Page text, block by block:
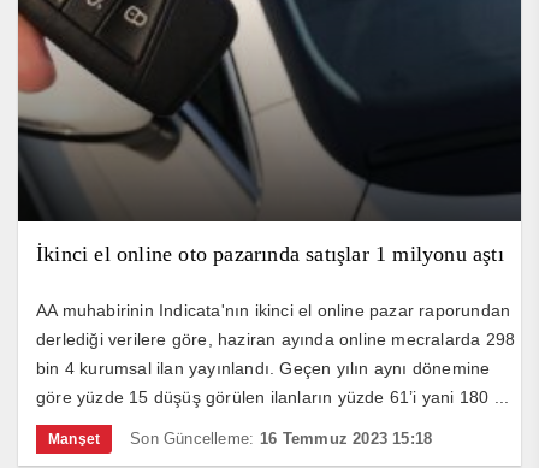
İkinci el online oto pazarında satışlar 1 milyonu aştı
AA muhabirinin Indicata'nın ikinci el online pazar raporundan
derlediği verilere göre, haziran ayında online mecralarda 298
bin 4 kurumsal ilan yayınlandı. Geçen yılın aynı dönemine
göre yüzde 15 düşüş görülen ilanların yüzde 61’i yani 180 ...
Manşet Son Güncelleme: 16 Temmuz 2023 15:18